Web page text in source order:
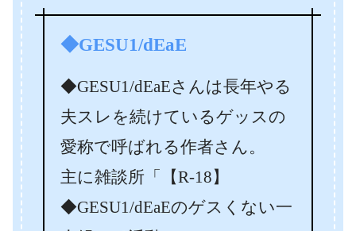
◆GESU1/dEaE
◆GESU1/dEaEさんは長年やる
夫スレを続けているゲッスの
愛称で呼ばれる作者さん。
主に雑談所「【R-18】
◆GESU1/dEaEのゲスくない一